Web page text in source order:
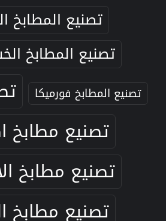
تصنيع المطابخ
تصنيع المطابخ
تصنيع المطابخ فورميكا
تصنيع مطابخ
تصنيع مطابخ
تصنيع مطابخ